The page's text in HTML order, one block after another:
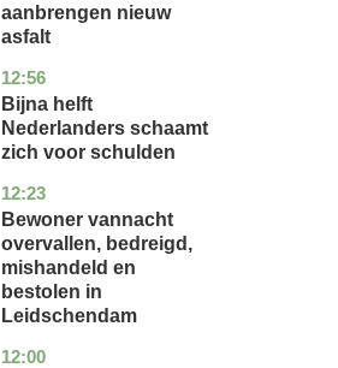
aanbrengen nieuw
asfalt
12:56
noord-
holland
economie
Bijna helft
Nederlanders schaamt
zich voor schulden
12:23
zuid-
holland
nieuws
Bewoner vannacht
overvallen, bedreigd,
mishandeld en
bestolen in
Leidschendam
12:00
drenthe
nieuws